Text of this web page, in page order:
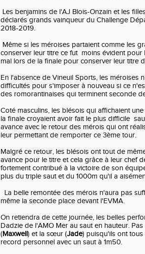
Les benjamins de l'AJ Blois-Onzain et les
déclarés grands vainqueur du Challenge
2018-2019.
Même si les méroises partaient comme les
conserver leur titre ce fut moins évident pour
mal lors de la finale pour conserver leur titre
En l'absence de Vineuil Sports, les méroises
difficultés pour s'imposer à nouveau si ce
des romorantinaises qui terminent seconde
Coté masculins, les blésois qui affichaient
la finale croyaient avoir fait le plus difficile
avance avec le retour des mérois qui ont
leur permettant de remporter ce 3ème tour.
Malgré ce retour, les blésois ont tout de
avance pour le titre et cela grâce à leur chef
fortement contribué à la victoire de son
plus du triple saut et du 1000m qu'il a
La belle remontée des mérois n'aura pas
même la seconde place devant l'EVMA.
On retiendra de cette journée, les belles
Dadzie de l'AMO Mer au saut en hauteur.
(Maxwell) et la sœur (Jade) puisqu'ils ont
record personnel avec un saut à 1m50.